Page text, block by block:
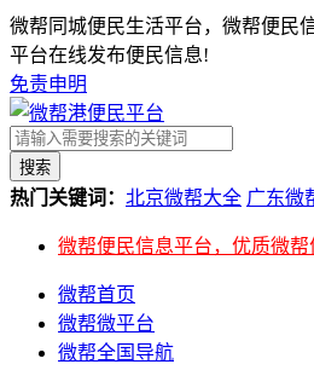
微帮同城便民生活平台，微帮便民
平台在线发布便民信息!
免责申明
搜索
热门关键词： 北京微帮大全 广东微
微帮便民信息平台，优质微
微帮首页
微帮微平台
微帮全国导航